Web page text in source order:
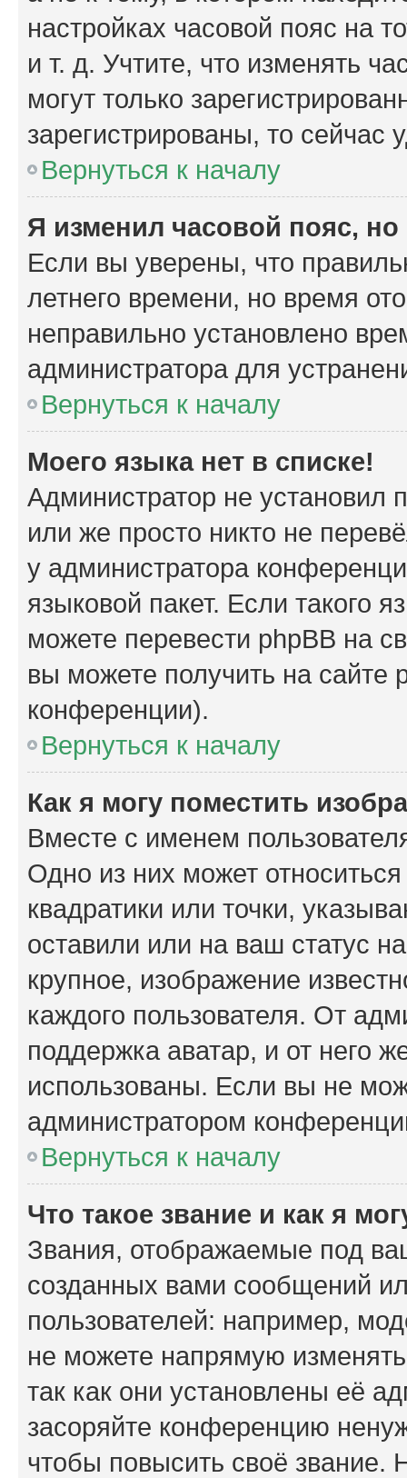
настройках часовой пояс на
и т. д. Учтите, что изменять
могут только
зарегистрированы, то сейчас
Вернуться к началу
Я изменил часовой пояс,
Если вы уверены, что
летнего времени, но время
неправильно установлено
администратора для
Вернуться к началу
Моего языка нет в списке!
Администратор не установил
или же просто никто не
у администратора
языковой пакет. Если такого
можете перевести phpBB на
вы можете получить на сайте
конференции).
Вернуться к началу
Как я могу поместить
Вместе с именем
Одно из них может
квадратики или точки,
оставили или на ваш статус
крупное, изображение
каждого пользователя. От
поддержка аватар, и от него
использованы. Если вы не
администратором
Вернуться к началу
Что такое звание и как я
Звания, отображаемые под
созданных вами сообщений
пользователей: например,
не можете напрямую
так как они установлены её
засоряйте конференцию
чтобы повысить своё звание.